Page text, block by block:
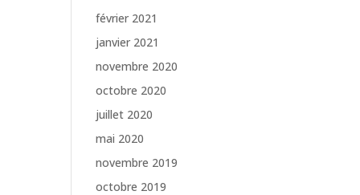
février 2021
janvier 2021
novembre 2020
octobre 2020
juillet 2020
mai 2020
novembre 2019
octobre 2019